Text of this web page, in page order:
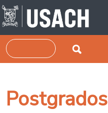
Pasar al contenido principal
Buscar
Postgrados